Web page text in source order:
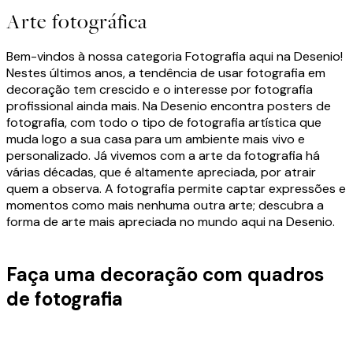
Arte fotográfica
Bem-vindos à nossa categoria Fotografia aqui na Desenio!
Nestes últimos anos, a tendência de usar fotografia em
decoração tem crescido e o interesse por fotografia
profissional ainda mais. Na Desenio encontra posters de
fotografia, com todo o tipo de fotografia artística que
muda logo a sua casa para um ambiente mais vivo e
personalizado. Já vivemos com a arte da fotografia há
várias décadas, que é altamente apreciada, por atrair
quem a observa. A fotografia permite captar expressões e
momentos como mais nenhuma outra arte; descubra a
forma de arte mais apreciada no mundo aqui na Desenio.
Faça uma decoração com quadros
de fotografia